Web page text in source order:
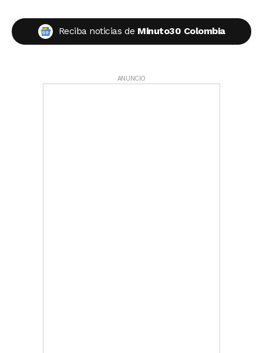
Reciba noticias de Minuto30 Colombia
ANUNCIO